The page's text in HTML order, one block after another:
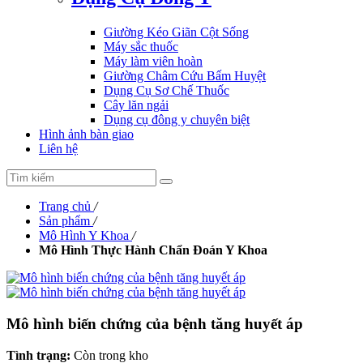
Giường Kéo Giãn Cột Sống
Máy sắc thuốc
Máy làm viên hoàn
Giường Châm Cứu Bấm Huyệt
Dụng Cụ Sơ Chế Thuốc
Cây lăn ngải
Dụng cụ đông y chuyên biệt
Hình ảnh bàn giao
Liên hệ
Trang chủ /
Sản phẩm /
Mô Hình Y Khoa /
Mô Hình Thực Hành Chẩn Đoán Y Khoa
Mô hình biến chứng của bệnh tăng huyết áp
Tình trạng: Còn trong kho